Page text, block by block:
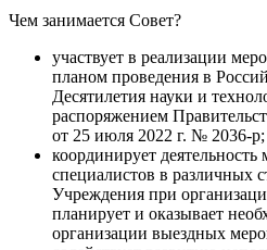
Чем занимается Совет?
участвует в реализации
планом проведения в
Десятилетия науки и
распоряжением
от 25 июля 2022 г. № 2036-р;
координирует
специалистов в различных
Учреждения при
планирует и оказывает
организации выездных